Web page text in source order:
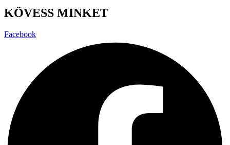
KÖVESS MINKET
Facebook